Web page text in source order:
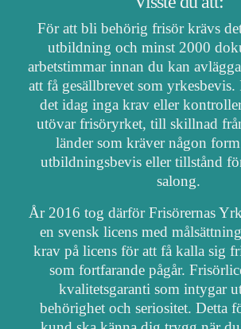
För att bli behörig frisör krävs
utbildning och minst 2000
arbetstimmar innan du kan
att få gesällbrevet som
det idag inga krav eller
utövar frisöryrket, till skillnad
länder som kräver någon
utbildningsbevis eller tillstånd
salong.
År 2016 tog därför Frisörernas
en svensk licens med
krav på licens för att få kalla sig
som fortfarande pågår.
kvalitetsgaranti som intygar
behörighet och seriositet. Detta